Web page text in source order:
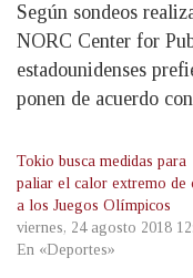
Según sondeos
NORC Center for
estadounidenses
ponen de acuerdo
Tokio busca medidas para
paliar el calor extremo de
a los Juegos Olímpicos
viernes, 24 agosto 2018
En «Deportes»